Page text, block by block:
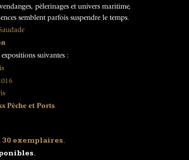
pèlerinages et univers maritime,
semblent parfois suspendre le temps.
suivantes :
Pêche et Ports
exemplaires.